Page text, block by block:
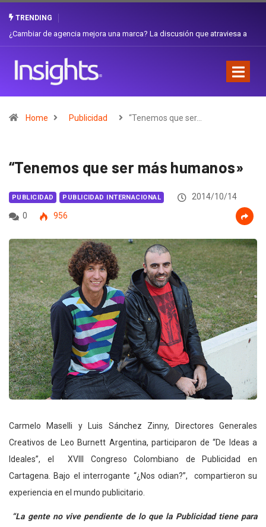
TRENDING
Gabriela Herrera y el arte de cambiarse el sombrero en Corporación
Home Publicidad “Tenemos que ser…
“Tenemos que ser más humanos»
PUBLICIDAD PUBLICIDAD INTERNACIONAL
2014/10/14
0
956
Carmelo Maselli y Luis Sánchez Zinny, Directores Generales
Creativos de Leo Burnett Argentina, participaron de “De Ideas a
Ideales”, el XVIII Congreso Colombiano de Publicidad en
Cartagena. Bajo el interrogante “¿Nos odian?”, compartieron su
experiencia en el mundo publicitario.
“La gente no vive pendiente de lo que la Publicidad tiene para